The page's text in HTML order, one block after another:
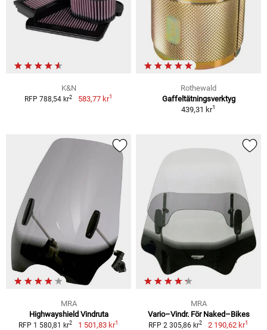
K&N
RFP 788,54 kr2 583,77 kr1
Rothewald
Gaffeltätningsverktyg
439,31 kr1
MRA
Highwayshield Vindruta
RFP 1 580,81 kr2 1 501,83 kr1
MRA
Vario–Vindr. För Naked–Bikes
RFP 2 305,86 kr2 2 190,62 kr1